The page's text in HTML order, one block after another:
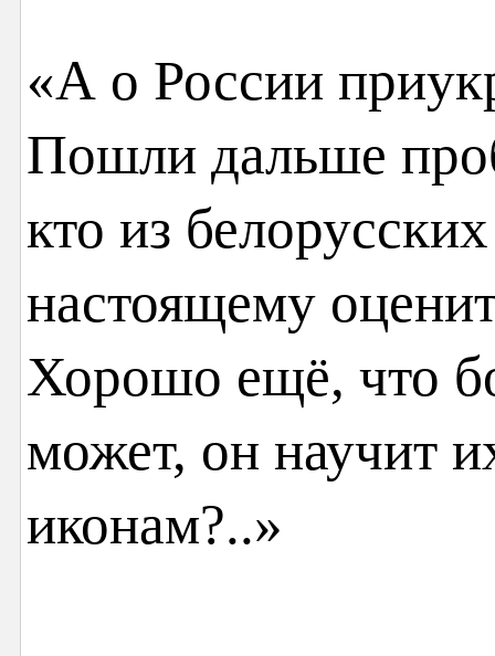
«А о России
Пошли дальше
кто из
настоящему
Хорошо ещё, что
может, он научит
иконам?..»